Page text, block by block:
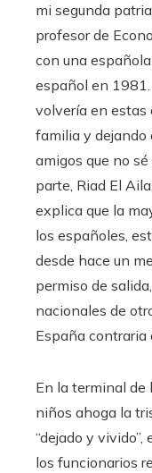
mi segunda
profesor de
con una
español en
volvería en estas
familia y dejando
amigos que no
parte, Riad El
explica que la
los españoles,
desde hace un
permiso de
nacionales de
España contraria
En la terminal de
niños ahoga la
“dejado y
los funcionarios